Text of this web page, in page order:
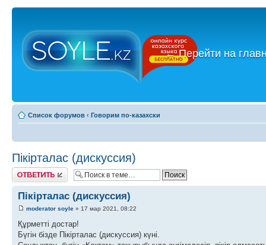
←Перейти на
Список форумов ‹ Говорим по-казахски
Пікірталас (дискуссия)
Ответить
Пікірталас (дискуссия)
moderator soyle » 17 мар 2021, 08:22
Құрметті достар!
Бүгін бізде Пікірталас (дискуссия) күні.